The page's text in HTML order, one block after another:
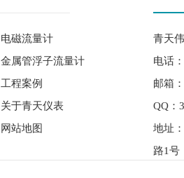
电磁流量计
金属管浮子流量计
工程案例
关于青天仪表
网站地图
青天
电话
邮箱
QQ：
地址
路1号